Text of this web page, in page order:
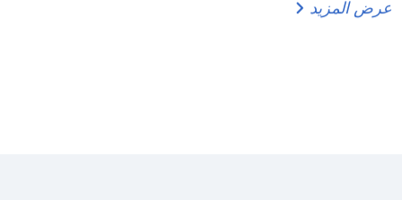
عرض المزيد